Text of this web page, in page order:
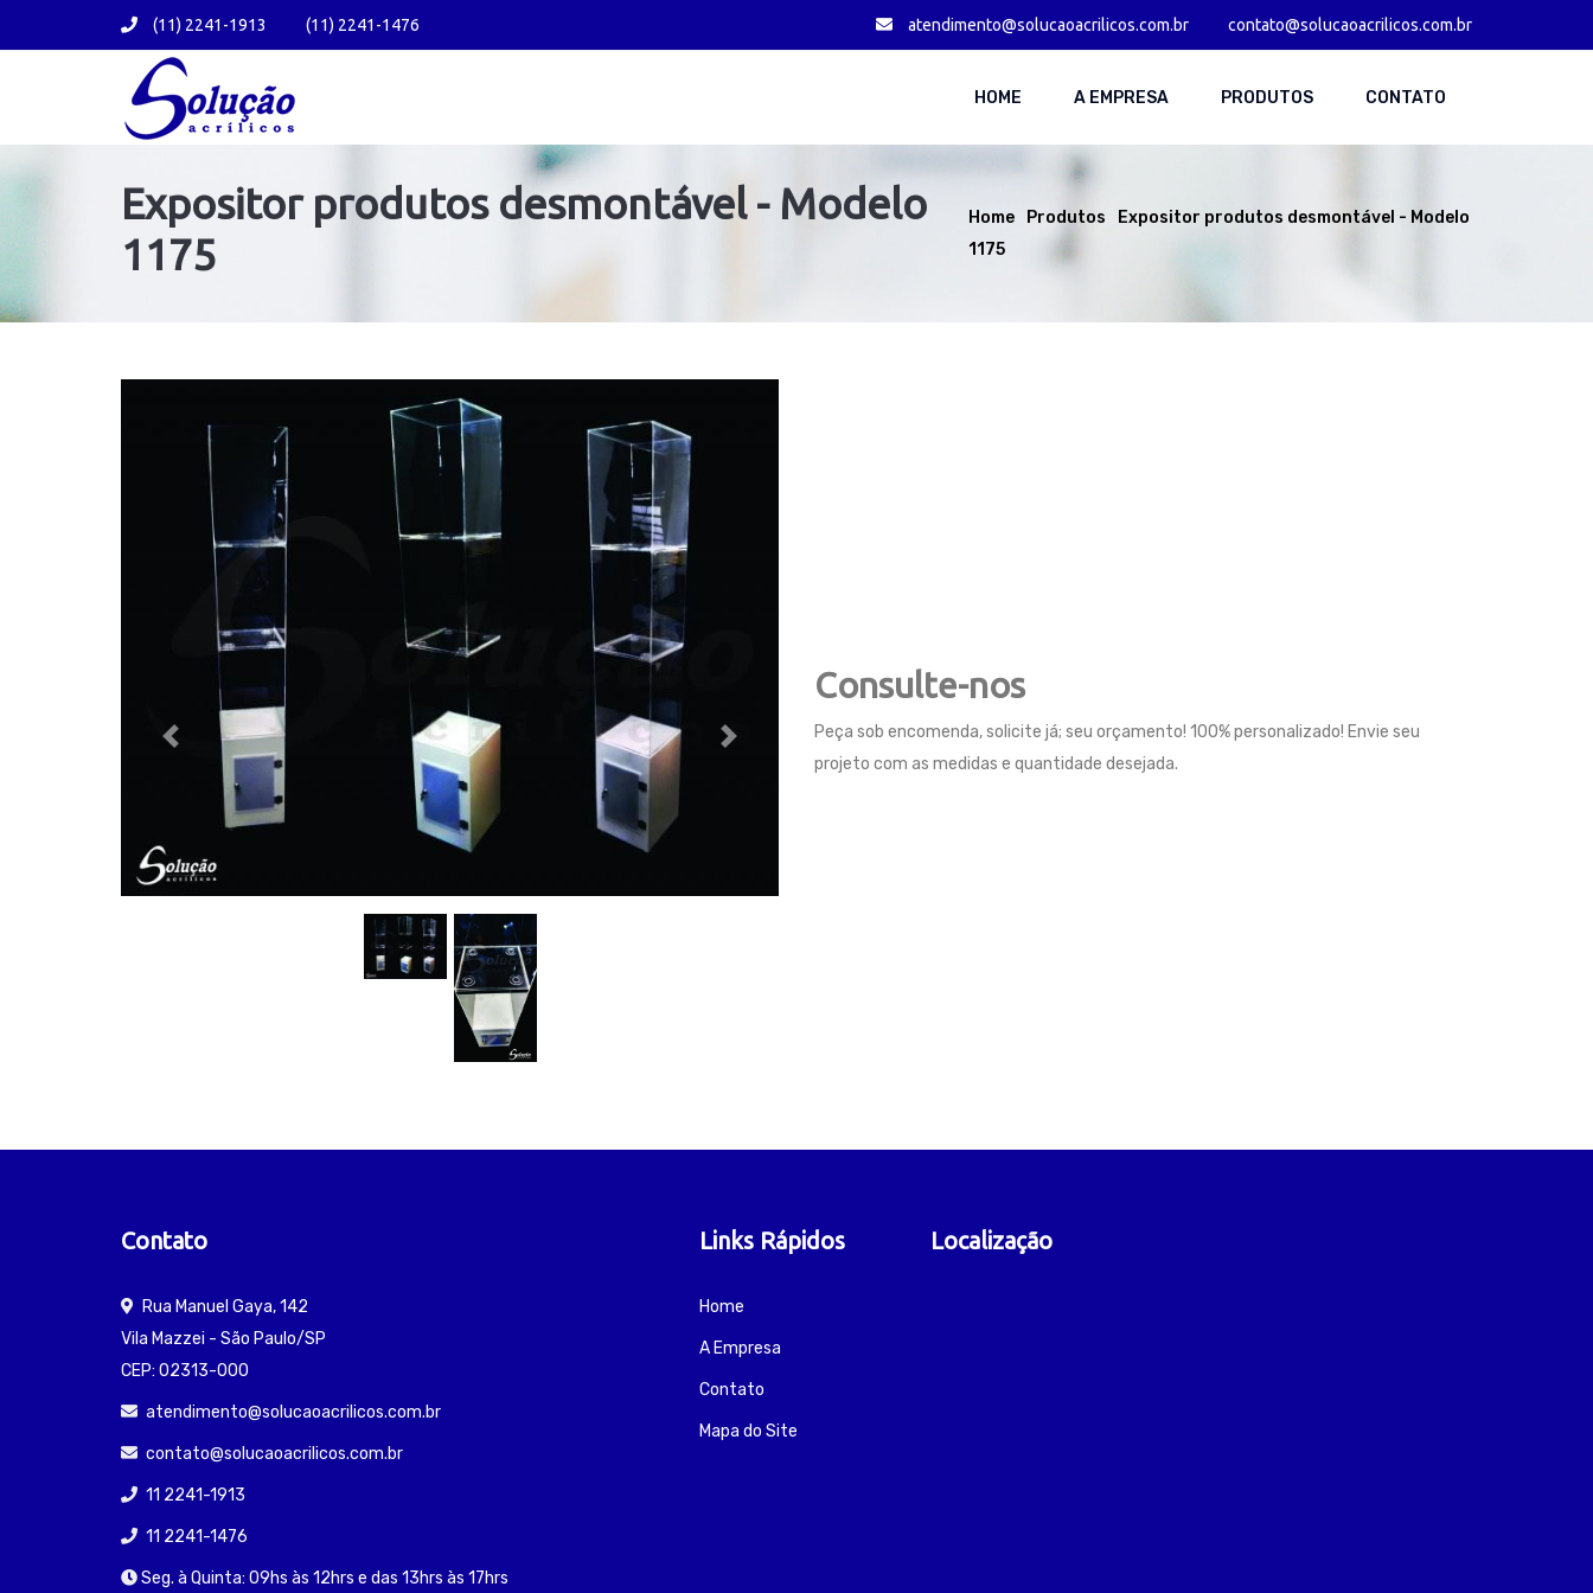
(11) 2241-1913 (11) 2241-1476 atendimento@solucaoacrilicos.com.br contato@solucaoacrilicos.com.br
HOME A EMPRESA PRODUTOS CONTATO
Expositor produtos desmontável - Modelo
1175
Home Produtos
Expositor produtos desmontável - Modelo
1175
Previous Next
Consulte-nos
Peça sob encomenda, solicite já; seu orçamento! 100% personalizado! Envie seu
projeto com as medidas e quantidade desejada.
Contato
Rua Manuel Gaya, 142
Vila Mazzei - São Paulo/SP
CEP: 02313-000
atendimento@solucaoacrilicos.com.br
contato@solucaoacrilicos.com.br
11 2241-1913
11 2241-1476
Seg. à Quinta: 09hs às 12hrs e das 13hrs às 17hrs
Links Rápidos
Home
A Empresa
Contato
Mapa do Site
Localização